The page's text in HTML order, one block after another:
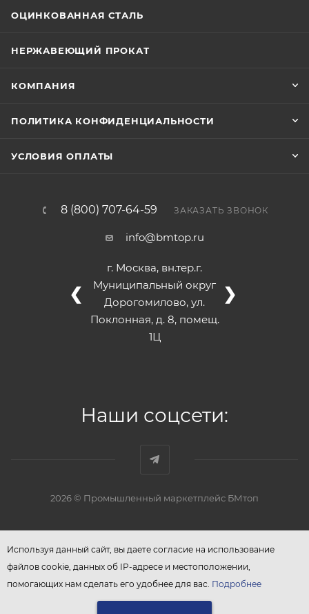
ОЦИНКОВАННАЯ СТАЛЬ
НЕРЖАВЕЮЩИЙ ПРОКАТ
КОМПАНИЯ
ПОЛИТИКА КОНФИДЕНЦИАЛЬНОСТИ
УСЛОВИЯ ОПЛАТЫ
8 (800) 707-64-59 ЗАКАЗАТЬ ЗВОНОК
info@bmtop.ru
г. Москва, вн.тер.г.
Муниципальный округ
Дорогомилово, ул.
Поклонная, д. 8, помещ.
1Ц
❮ ❯
Наши соцсети:
2026 © Промышленный маркетплейс БМтоп
Используя данный сайт, вы даете согласие на использование
файлов cookie, данных об IP-адресе и местоположении,
помогающих нам сделать его удобнее для вас. Подробнее